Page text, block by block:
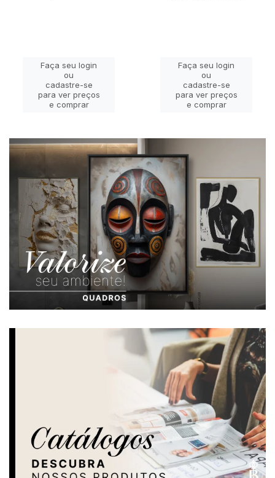
Faça seu login
ou
cadastre-se
para ver preços
e comprar
Faça seu login
ou
cadastre-se
para ver preços
e comprar